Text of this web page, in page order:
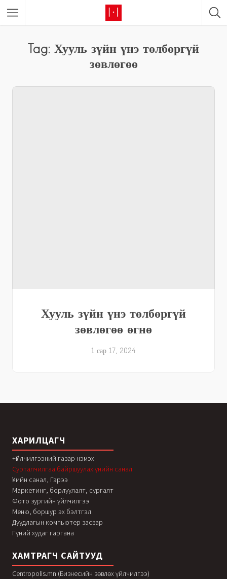
Tag: Хууль зүйн үнэ төлбөргүй
зөвлөгөө
Хууль зүйн үнэ төлбөргүй
зөвлөгөө өгнө
1 сар 17, 2024
ХАРИЛЦАГЧ
+Үйлчилгээний газар нэмэх
Сурталчилгаа байршуулах үнийн санал
Үнийн санал, Гэрээ
Маркетинг, борлуулалт, сургалт
Фото зургийн үйлчилгээ
Меню, боршур эх бэлтгэл
Дуудлагын компьютер засвар
Гүний худаг гаргана
ХАМТРАГЧ САЙТУУД
Centropolis.mn (Бизнесийн зөвлөх үйлчилгээ)